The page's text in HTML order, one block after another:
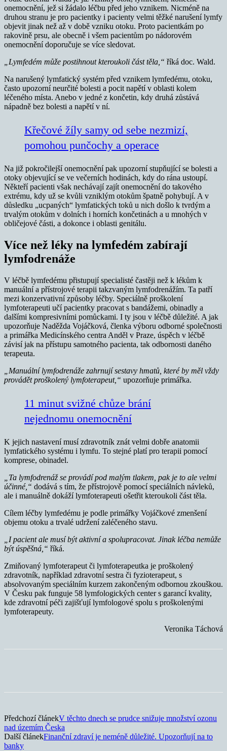
onemocnění, jež si žádalo léčbu před jeho vznikem. Nicméně na
druhou stranu je pro pacientky i pacienty velmi těžké narušení lymfy
objevit jinak než až v době vzniku otoku. Proto pacientkám po
rakovině prsu, ale obecně i všem pacientům po nádorovém
onemocnění doporučuje se více sledovat.
„Lymfedém může postihnout kteroukoli část těla,“ říká doc. Wald.
Na narušený lymfatický systém před vznikem lymfedému, otoku,
často upozorní neurčité bolesti a pocit napětí v oblasti kolem
léčeného místa. Anebo v jedné z končetin, kdy druhá zůstává
nápadně bez bolesti a napětí v ní.
Křečové žíly samy od sebe nezmizí,
pomohou punčochy a operace
Na již pokročilejší onemocnění pak upozorní stupňující se bolesti a
otoky objevující se ve večerních hodinách, kdy do rána ustoupí.
Někteří pacienti však nechávají zajít onemocnění do takového
extrému, kdy už se kvůli vzniklým otokům špatně pohybují. A v
důsledku „ucpaných“ lymfatických toků u nich došlo k tvrdým a
trvalým otokům v dolních i horních končetinách a u mnohých v
obličejové části, a dokonce i oblasti genitálu.
Více než léky na lymfedém zabírají
lymfodrenáže
V léčbě lymfedému přistupují specialisté častěji než k lékům k
manuální a přístrojové terapii takzvaným lymfodrenážím. Ta patří
mezi konzervativní způsoby léčby. Speciálně proškolení
lymfoterapeuti učí pacientky pracovat s bandážemi, obinadly a
dalšími kompresivními pomůckami. I ty jsou v léčbě důležité. A jak
upozorňuje Naděžda Vojáčková, členka výboru odborné společnosti
a primářka Medicínského centra Anděl v Praze, úspěch v léčbě
závisí jak na přístupu samotného pacienta, tak odbornosti daného
terapeuta.
„Manuální lymfodrenáže zahrnují sestavy hmatů, které by měl vždy
provádět proškolený lymfoterapeut,“ upozorňuje primářka.
11 minut svižné chůze brání
nejednomu onemocnění
K jejich nastavení musí zdravotník znát velmi dobře anatomii
lymfatického systému i lymfu. To stejné platí pro terapii pomocí
komprese, obinadel.
„Ta lymfodrenáž se provádí pod malým tlakem, pak je to ale velmi
účinné,“ dodává s tím, že přístrojově pomocí speciálních návleků,
ale i manuálně dokáží lymfoterapeuti ošetřit kteroukoli část těla.
Cílem léčby lymfedému je podle primářky Vojáčkové zmenšení
objemu otoku a trvalé udržení zaléčeného stavu.
„I pacient ale musí být aktivní a spolupracovat. Jinak léčba nemůže
být úspěšná,“ říká.
Zmiňovaný lymfoterapeut či lymfoterapeutka je proškolený
zdravotník, například zdravotní sestra či fyzioterapeut, s
absolvovaným speciálním kurzem zakončeným odbornou zkouškou.
V Česku pak funguje 58 lymfologických center s garancí kvality,
kde zdravotní péči zajišťují lymfologové spolu s proškolenými
lymfoterapeuty.
Veronika Táchová
Předchozí článekV těchto dnech se prudce snižuje množství ozonu
nad územím Česka
Další článekFinanční zdraví je neméně důležité. Upozorňují na to
banky